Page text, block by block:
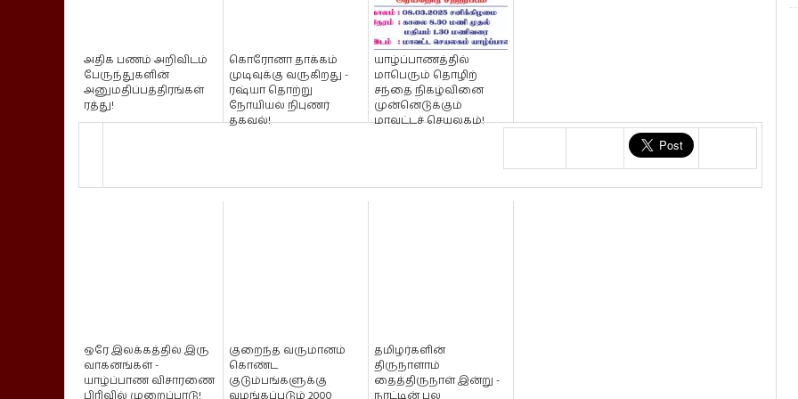
அதிக பணம் அறிவிடம்
பேருந்துகளின்
அனுமதிப்பத்திரங்கள்
ரத்து!
கொரோனா தாக்கம்
முடிவுக்கு வருகிறது -
ரஷ்யா தொற்று
நோயியல் நிபுணர்
தகவல்!
யாழ்ப்பாணத்தில்
மாபெரும் தொழிற்
சந்தை நிகழ்வினை
முன்னெடுக்கும்
மாவட்டச் செயலகம்!
ஒரே இலக்கத்தில் இரு
வாகனங்கள் -
யாழ்ப்பாண விசாரணை
பிரிவில் முறைப்பாடு!
குறைந்த வருமானம்
கொண்ட
குடும்பங்களுக்கு
வழங்கப்படும் 2000
தமிழர்களின்
திருநாளாம்
தைத்திருநாள் இன்று -
நாட்டின் பல